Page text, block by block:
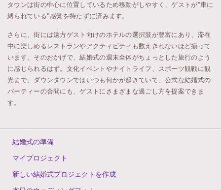
タウンは街の中心に位置しているため移動がしやすく、ゲストが“車に
縛られている”感覚を持たずに済みます。
さらに、街には遠方ゲスト向けのホテルの選択肢が豊富にあり、滞在
中に楽しめるレストランやアクティビティも数えきれないほど揃って
います。そのおかげで、結婚式の週末全体がちょっとした旅行のよう
に感じられるはず。文化イベントやナイトライフ、スポーツ観戦に観
光まで、ダウンタウンではいつも何かが起きていて、公式な結婚式の
パーティーの合間にも、ゲストにさまざまな過ごし方を提案できま
す。
結婚式の準備
マイプロジェクト
新しい結婚式プロジェクトを作成